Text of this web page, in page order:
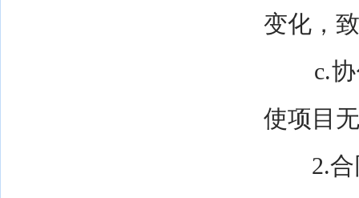
变化，
c.协作
使项目
2.合